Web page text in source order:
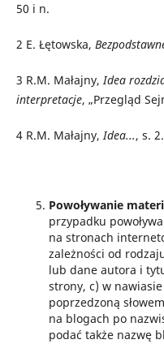
50 i n.
2 E. Łętowska,
3 R.M. Małajny,Idea
interpretacje, „Przegląd
4 R.M. Małajny,Idea..., s. 2.
Powoływanie
przypadku
na stronach
zależności od
lub dane autora i
strony, c) w
poprzedzoną
na blogach po
podać także nazwę